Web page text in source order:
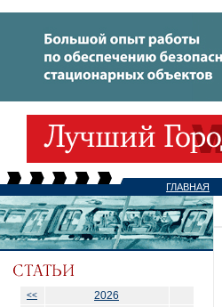
ГЛАВНАЯ
<< 2026